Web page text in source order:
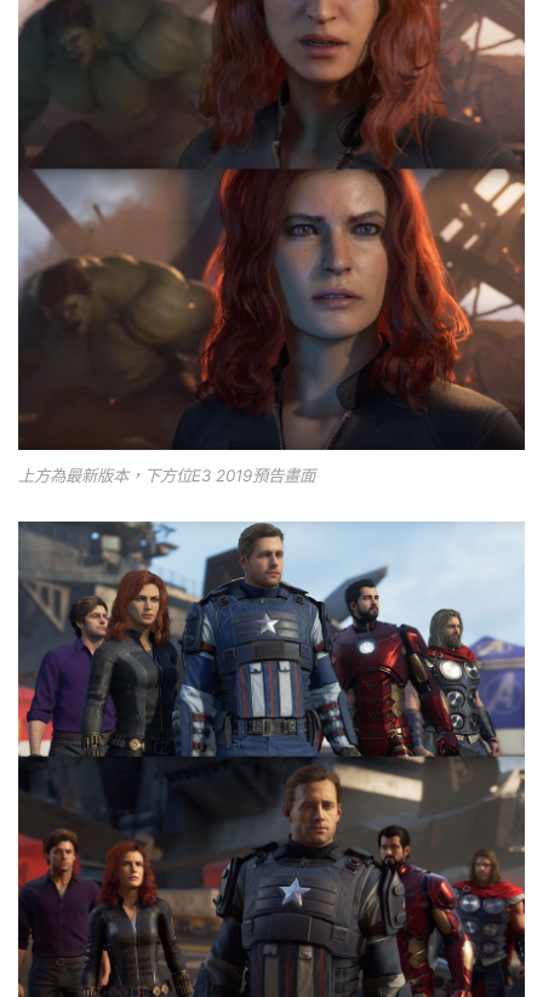
上方為最新版本，下方位E3 2019預告畫面